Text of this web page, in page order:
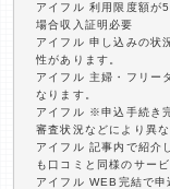
アイフル 利用限度額が
場合収入証明必要
アイフル 申し込みの状
性があります。
アイフル 主婦・フリー
なります。
アイフル ※申込手続き
審査状況などにより異な
アイフル 記事内で紹介
も口コミと同様のサー
アイフル WEB完結で